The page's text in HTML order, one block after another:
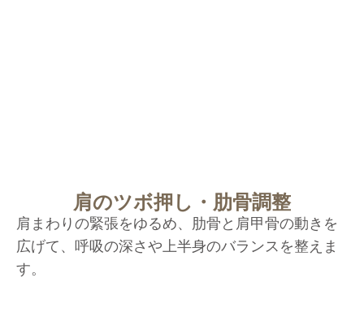
肩のツボ押し・肋骨調整
肩まわりの緊張をゆるめ、肋骨と肩甲骨の動きを
広げて、呼吸の深さや上半身のバランスを整えま
す。